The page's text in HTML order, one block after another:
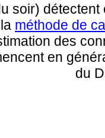
soir)
méthode de
des
en
du